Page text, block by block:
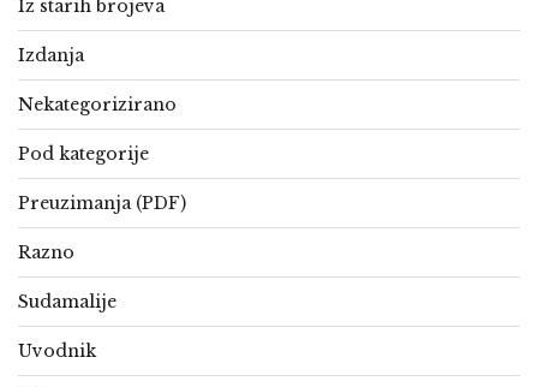
Iz starih brojeva
Izdanja
Nekategorizirano
Pod kategorije
Preuzimanja (PDF)
Razno
Sudamalije
Uvodnik